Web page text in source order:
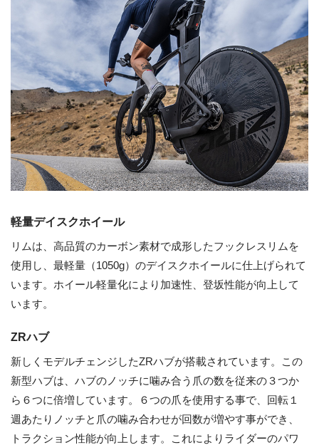
軽量デイスクホイール
リムは、高品質のカーボン素材で成形したフックレスリムを
使用し、最軽量（1050g）のデイスクホイールに仕上げられて
います。ホイール軽量化により加速性、登坂性能が向上して
います。
ZRハブ
新しくモデルチェンジしたZRハブが搭載されています。この
新型ハブは、ハブのノッチに噛み合う爪の数を従来の３つか
ら６つに倍増しています。６つの爪を使用する事で、回転１
週あたりノッチと爪の噛み合わせが回数が増やす事ができ、
トラクション性能が向上します。これによりライダーのパワ